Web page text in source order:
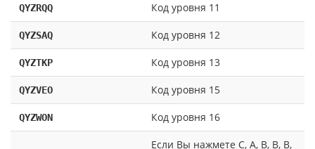
QYZRQQ Код уровня 11
QYZSAQ Код уровня 12
QYZTKP Код уровня 13
QYZVEO Код уровня 15
QYZWON Код уровня 16
Если Вы нажмете С, А, В, В, В,